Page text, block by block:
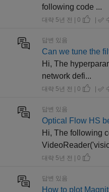
following code ...
대략 5년 전 | 0 |
답변 있음
Can we tune the
Hi, The
network defi...
대략 5년 전 | 0 |
답변 있음
Optical Flow HS
Hi, The following
대략 5년 전 | 0
답변 있음
How to plot